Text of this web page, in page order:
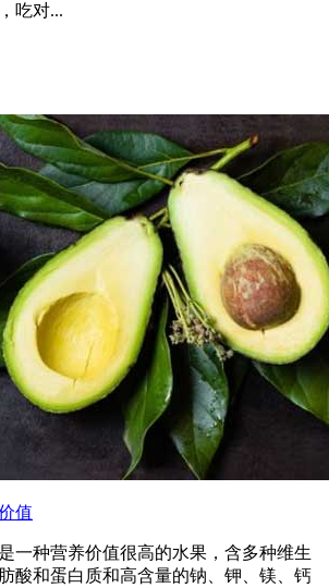
吃对...
值
一种营养价值很高的水果，含多种维生
酸和蛋白质和高含量的钠、钾、镁、钙